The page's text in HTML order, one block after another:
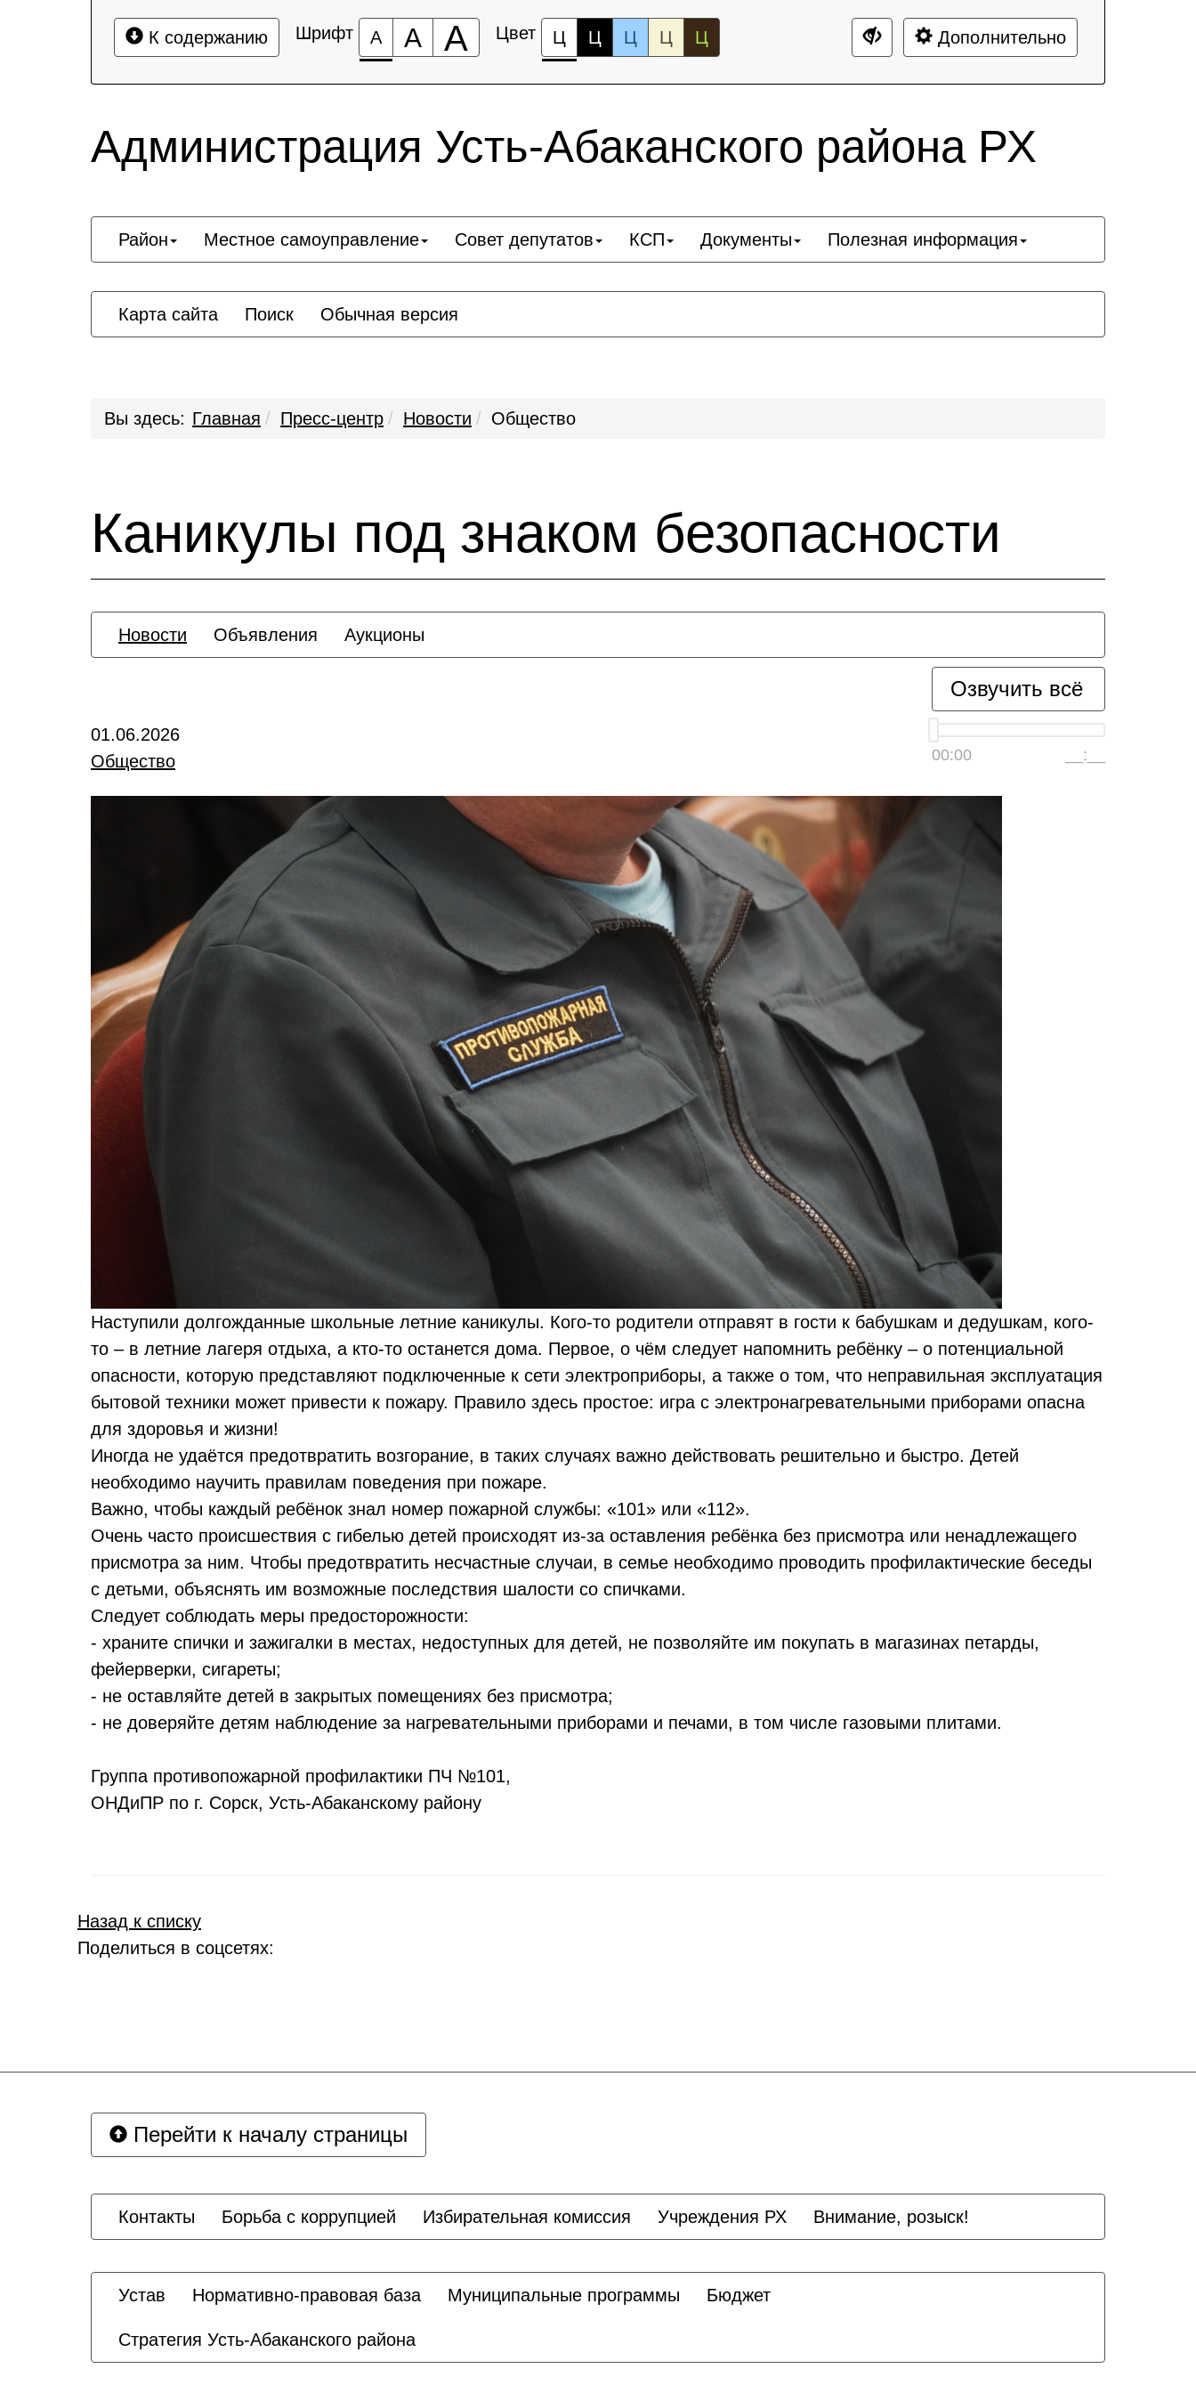
К содержанию Шрифт А А А Цвет Ц Ц Ц Ц Ц Дополнительно
Администрация Усть-Абаканского района РХ
Район Местное самоуправление Совет депутатов КСП Документы Полезная информация
Карта сайта Поиск Обычная версия
Вы здесь: Главная Пресс-центр Новости Общество
Каникулы под знаком безопасности
Новости Объявления Аукционы
Озвучить всё
00:00 __:__
01.06.2026
Общество
Наступили долгожданные школьные летние каникулы. Кого-то родители отправят в гости к бабушкам и дедушкам, кого-
то – в летние лагеря отдыха, а кто-то останется дома. Первое, о чём следует напомнить ребёнку – о потенциальной
опасности, которую представляют подключенные к сети электроприборы, а также о том, что неправильная эксплуатация
бытовой техники может привести к пожару. Правило здесь простое: игра с электронагревательными приборами опасна
для здоровья и жизни!
Иногда не удаётся предотвратить возгорание, в таких случаях важно действовать решительно и быстро. Детей
необходимо научить правилам поведения при пожаре.
Важно, чтобы каждый ребёнок знал номер пожарной службы: «101» или «112».
Очень часто происшествия с гибелью детей происходят из-за оставления ребёнка без присмотра или ненадлежащего
присмотра за ним. Чтобы предотвратить несчастные случаи, в семье необходимо проводить профилактические беседы
с детьми, объяснять им возможные последствия шалости со спичками.
Следует соблюдать меры предосторожности:
- храните спички и зажигалки в местах, недоступных для детей, не позволяйте им покупать в магазинах петарды,
фейерверки, сигареты;
- не оставляйте детей в закрытых помещениях без присмотра;
- не доверяйте детям наблюдение за нагревательными приборами и печами, в том числе газовыми плитами.
Группа противопожарной профилактики ПЧ №101,
ОНДиПР по г. Сорск, Усть-Абаканскому району
Назад к списку
Поделиться в соцсетях:
Перейти к началу страницы
Контакты Борьба с коррупцией Избирательная комиссия Учреждения РХ Внимание, розыск!
Устав Нормативно-правовая база Муниципальные программы Бюджет
Стратегия Усть-Абаканского района